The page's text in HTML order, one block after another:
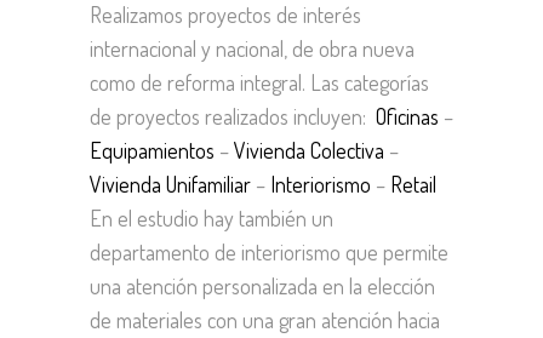
Realizamos proyectos de interés
internacional y nacional, de obra nueva
como de reforma integral. Las categorías
de proyectos realizados incluyen: Oficinas –
Equipamientos –Vivienda Colectiva –
Vivienda Unifamiliar – Interiorismo – Retail
En el estudio hay también un
departamento de interiorismo que permite
una atención personalizada en la elección
de materiales con una gran atención hacia